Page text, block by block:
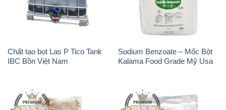
Chất tạo bọt Las P Tico Tank
IBC Bồn Việt Nam
Sodium Benzoate – Mốc Bột
Kalama Food Grade Mỹ Usa